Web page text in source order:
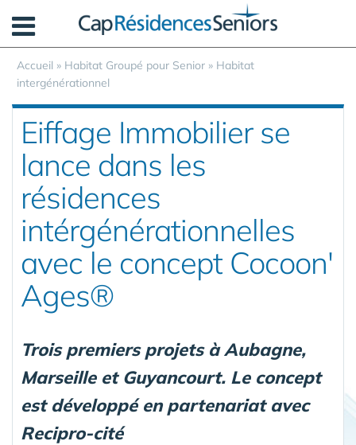
Accueil » Habitat Groupé pour Senior » Habitat
intergénérationnel
Eiffage Immobilier se
lance dans les
résidences
intérgénérationnelles
avec le concept Cocoon'
Ages®
Trois premiers projets à Aubagne,
Marseille et Guyancourt. Le concept
est développé en partenariat avec
Recipro-cité
Panneau de gestion des cookies